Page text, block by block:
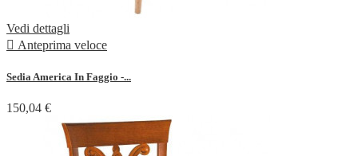
Vedi dettagli
 Anteprima veloce
Sedia America In Faggio -...
150,04 €